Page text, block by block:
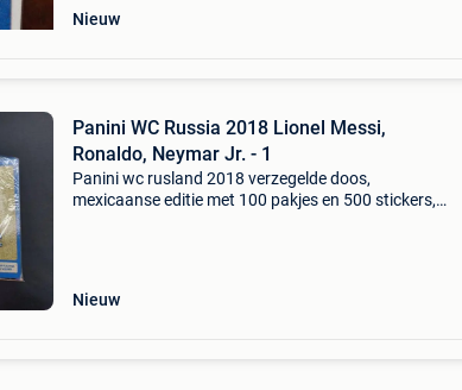
Nieuw
Panini WC Russia 2018 Lionel Messi,
Ronaldo, Neymar Jr. - 1
Panini wc rusland 2018 verzegelde doos,
mexicaanse editie met 100 pakjes en 500 stickers,
Nieuw